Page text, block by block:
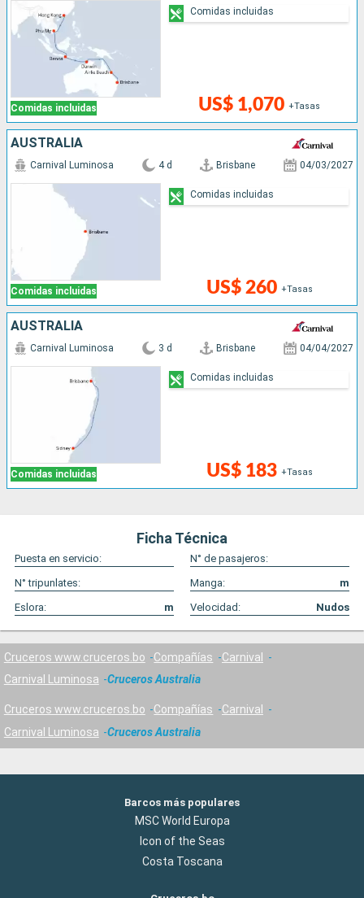
Comidas incluidas US$ 1,070 +Tasas
Comidas incluidas
AUSTRALIA
Comidas incluidas
Carnival Luminosa 4 d Brisbane 04/03/2027
US$ 260 +Tasas
Comidas incluidas
AUSTRALIA
Comidas incluidas
Carnival Luminosa 3 d Brisbane 04/04/2027
US$ 183 +Tasas
Comidas incluidas
Ficha Técnica
Puesta en servicio:
N° de pasajeros:
N° tripunlates:
Manga:
m
Eslora:
m Velocidad: Nudos
Cruceros www.cruceros.bo Compañías
Carnival
Carnival Luminosa
Cruceros Australia
Cruceros www.cruceros.bo Compañías
Carnival
Carnival Luminosa
Cruceros Australia
Barcos más populares
MSC World Europa
Icon of the Seas
Costa Toscana